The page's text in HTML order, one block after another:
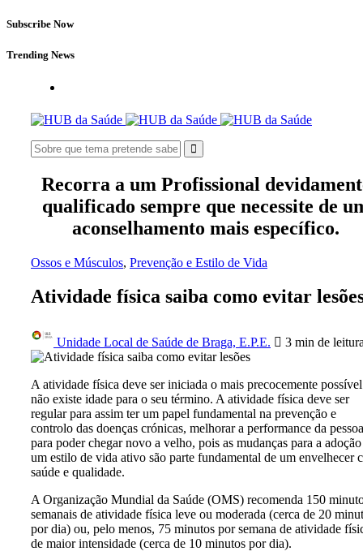
Subscribe Now
Trending News
Recorra a um Profissional
qualificado sempre que necessite de
aconselhamento mais específico.
Ossos e Músculos, Prevenção e Estilo de Vida
Atividade física saiba como evitar
Unidade Local de Saúde de Braga, E.P.E. 3 min de
A atividade física deve ser iniciada o mais precocemente
não existe idade para o seu término. A atividade física deve ser
regular para assim ter um papel fundamental na prevenção e
controlo das doenças crónicas, melhorar a performance da pessoa
para poder chegar novo a velho, pois as mudanças para a
um estilo de vida ativo são parte fundamental de um envelhecer
saúde e qualidade.
A Organização Mundial da Saúde (OMS) recomenda 150
semanais de atividade física leve ou moderada (cerca de 20
por dia) ou, pelo menos, 75 minutos por semana de atividade
de maior intensidade (cerca de 10 minutos por dia).